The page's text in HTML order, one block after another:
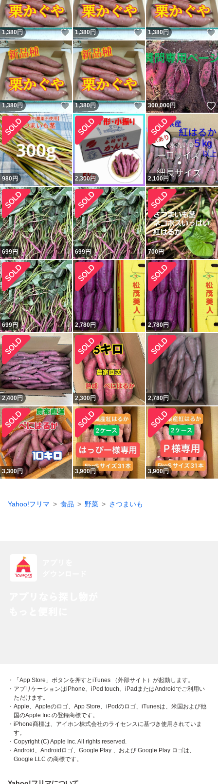
1,380円 いいね！
1,380円 いいね！
1,380円
1,380円 いいね！
1,380円 いいね！
300,000円
980円 2,300円 2,100円
699円 699円 700円
699円 2,780円 2,780円
2,400円 2,300円 2,780円
3,300円 3,900円 3,900円
Yahoo!フリマ 食品 野菜 さつまいも
・「App Store」ボタンを押すとiTunes （外部サイト）が起動します。
・アプリケーションはiPhone、iPod touch、iPadまたはAndroidでご利用い
ただけます。
・Apple、Appleのロゴ、App Store、iPodのロゴ、iTunesは、米国および他
国のApple Inc.の登録商標です。
・iPhone商標は、アイホン株式会社のライセンスに基づき使用されていま
す。
・Copyright (C) Apple Inc. All rights reserved.
・Android、Androidロゴ、Google Play 、および Google Play ロゴは、
Google LLC の商標です。